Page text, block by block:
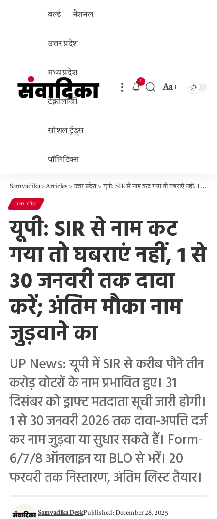
वर्ल्ड नैशनल
उत्तर प्रदेश
मध्य प्रदेश
टेक्नोलॉजी
सोशल ट्रेंड्स
पॉलिटिक्स
1
Aa
Samvadika>Articles >उत्तर प्रदेश>यूपी: SIR से नाम कट गया तो घबराएं नहीं, 1 से 30 जनवरी तक दावा करें; अंतिम मौका नाम जुड़वाने का
उत्तर प्रदेश
यूपी: SIR से नाम कट
गया तो घबराएं नहीं, 1 से
30 जनवरी तक दावा
करें; अंतिम मौका नाम
जुड़वाने का
UP News: यूपी में SIR से करीब पौने तीन
करोड़ वोटरों के नाम प्रभावित हुए। 31
दिसंबर को ड्राफ्ट मतदाता सूची जारी होगी।
1 से 30 जनवरी 2026 तक दावा-अपत्ति दर्ज
कर नाम जुड़वा या सुधार सकते हैं। Form-
6/7/8 ऑनलाइन या BLO से भरें। 20
फरवरी तक निस्तारण, अंतिम लिस्ट तैयार।
Samvadika DeskPublished: December 28, 2025